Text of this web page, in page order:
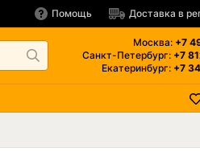
Помощь Доставка в
Москва: +7
Санкт-Петербург: +7
Екатеринбург: +7